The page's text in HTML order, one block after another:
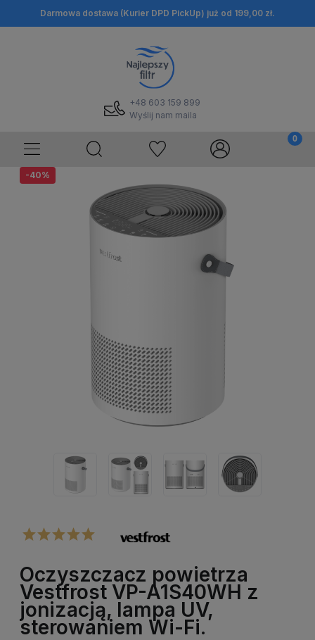
Darmowa dostawa (Kurier DPD PickUp) już od 199,00 zł.
+48 603 159 899
Wyślij nam maila
-40%
Oczyszczacz powietrza
Vestfrost VP-A1S40WH z
jonizacją, lampa UV,
sterowaniem Wi-Fi.